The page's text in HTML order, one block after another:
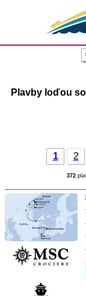
Plavby loďou
1 2
372